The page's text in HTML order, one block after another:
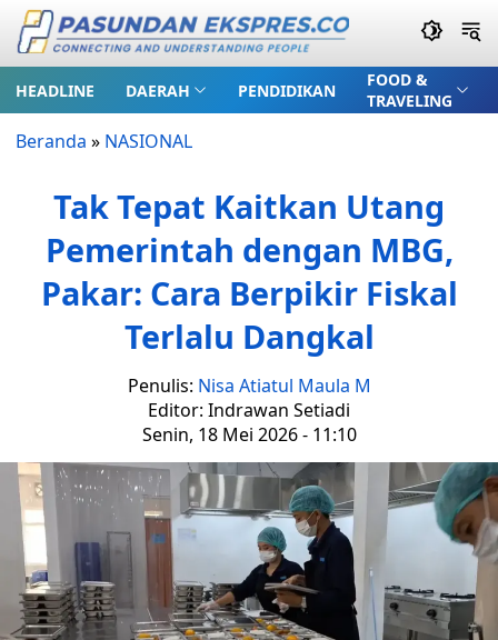
HEADLINE DAERAH PENDIDIKAN
FOOD &
TRAVELING
Beranda » NASIONAL
Tak Tepat Kaitkan Utang
Pemerintah dengan MBG,
Pakar: Cara Berpikir Fiskal
Terlalu Dangkal
Penulis: Nisa Atiatul Maula M
Editor: Indrawan Setiadi
Senin, 18 Mei 2026 - 11:10